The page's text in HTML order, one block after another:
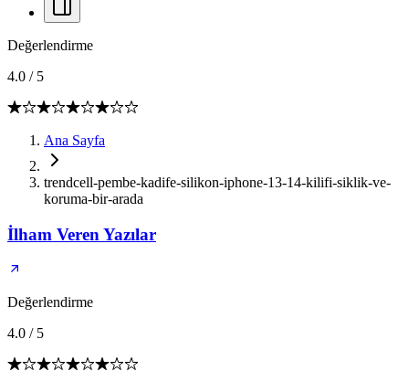
Değerlendirme
4.0 / 5
Ana Sayfa
trendcell-pembe-kadife-silikon-iphone-13-14-kilifi-siklik-ve-
koruma-bir-arada
İlham Veren Yazılar
Değerlendirme
4.0 / 5